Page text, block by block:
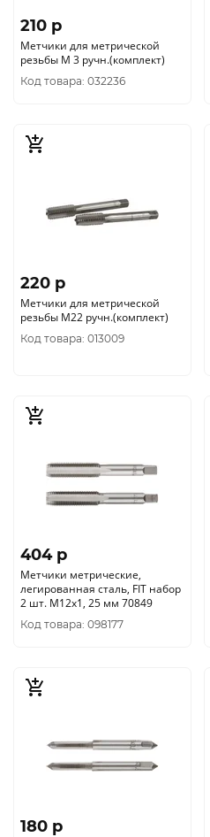
210 p
Метчики для метрической
резьбы М 3 ручн.(комплект)
Код товара: 032236
220 p
Метчики для метрической
резьбы М22 ручн.(комплект)
Код товара: 013009
404 p
Метчики метрические,
легированная сталь, FIT набор
2 шт. М12х1, 25 мм 70849
Код товара: 098177
180 p